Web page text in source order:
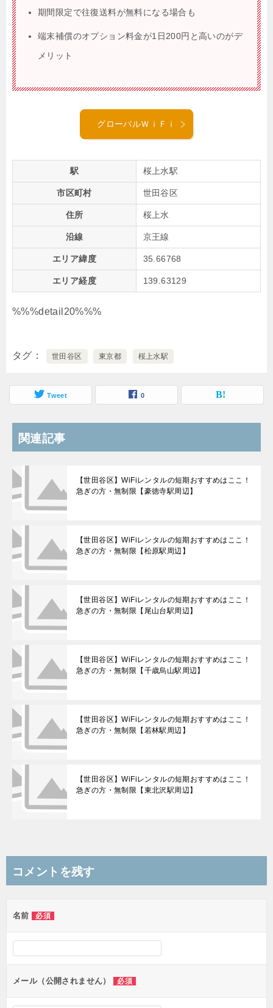
期間限定で往復送料が無料になる場合も
端末補償のオプション料金が1日200円と高いのがデ
メリット
グローバルＷｉＦｉ
駅 桜上水駅
市区町村 世田谷区
住所 桜上水
沿線 京王線
エリア緯度 35.66768
エリア経度 139.63129
%%%detail20%%%
タグ 世田谷区 東京都 桜上水駅
Tweet 0
関連記事
【世田谷区】WiFiレンタルの短期おすすめはここ！
急ぎの方・無制限【豪徳寺駅周辺】
【世田谷区】WiFiレンタルの短期おすすめはここ！
急ぎの方・無制限【松原駅周辺】
【世田谷区】WiFiレンタルの短期おすすめはここ！
急ぎの方・無制限【尾山台駅周辺】
【世田谷区】WiFiレンタルの短期おすすめはここ！
急ぎの方・無制限【千歳烏山駅周辺】
【世田谷区】WiFiレンタルの短期おすすめはここ！
急ぎの方・無制限【若林駅周辺】
【世田谷区】WiFiレンタルの短期おすすめはここ！
急ぎの方・無制限【東北沢駅周辺】
コメントを残す
名前 必須
メール（公開されません） 必須